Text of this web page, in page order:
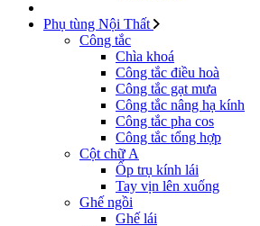
Phụ tùng Nội Thất
Công tắc
Chìa khoá
Công tắc điều hoà
Công tắc gạt mưa
Công tắc nâng hạ kính
Công tắc pha cos
Công tắc tổng hợp
Cột chữ A
Ốp trụ kính lái
Tay vịn lên xuống
Ghế ngồi
Ghế lái